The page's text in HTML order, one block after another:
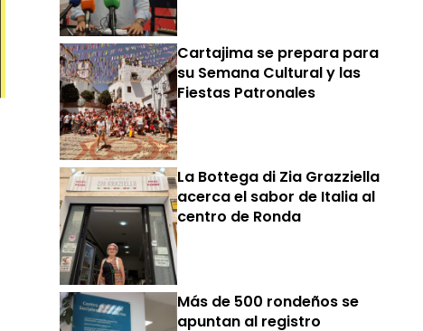
Cartajima se prepara para
su Semana Cultural y las
Fiestas Patronales
La Bottega di Zia Grazziella
acerca el sabor de Italia al
centro de Ronda
Más de 500 rondeños se
apuntan al registro